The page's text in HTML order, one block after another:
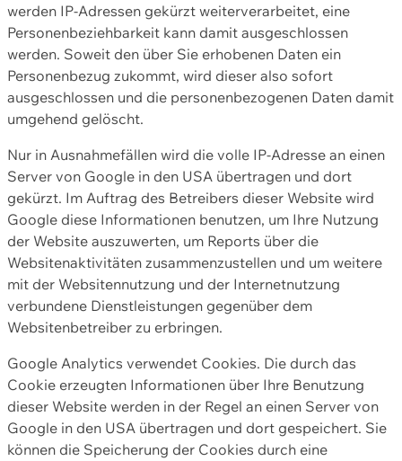
werden IP-Adressen gekürzt weiterverarbeitet, eine
Personenbeziehbarkeit kann damit ausgeschlossen
werden. Soweit den über Sie erhobenen Daten ein
Personenbezug zukommt, wird dieser also sofort
ausgeschlossen und die personenbezogenen Daten damit
umgehend gelöscht.
Nur in Ausnahmefällen wird die volle IP-Adresse an einen
Server von Google in den USA übertragen und dort
gekürzt. Im Auftrag des Betreibers dieser Website wird
Google diese Informationen benutzen, um Ihre Nutzung
der Website auszuwerten, um Reports über die
Websitenaktivitäten zusammenzustellen und um weitere
mit der Websitennutzung und der Internetnutzung
verbundene Dienstleistungen gegenüber dem
Websitenbetreiber zu erbringen.
Google Analytics verwendet Cookies. Die durch das
Cookie erzeugten Informationen über Ihre Benutzung
dieser Website werden in der Regel an einen Server von
Google in den USA übertragen und dort gespeichert. Sie
können die Speicherung der Cookies durch eine